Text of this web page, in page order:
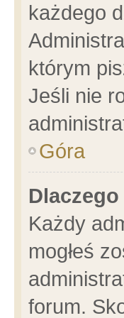
każdego
którym
Jeśli nie
Góra
Każdy
mogłeś
forum.